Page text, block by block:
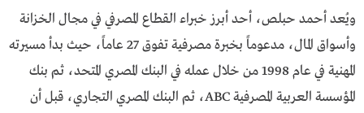
ويُعد أحمد حبلص، أحد أبرز خبراء القطاع المصرفي في مجال الخزانة
وأسواق المال، مدعوماً بخبرة مصرفية تفوق 27 عاماً، حيث بدأ مسيرته
المهنية في عام 1998 من خلال عمله في البنك المصري المتحد، ثم بنك
المؤسسة العربية المصرفية ABC، ثم البنك المصري التجاري، قبل أن